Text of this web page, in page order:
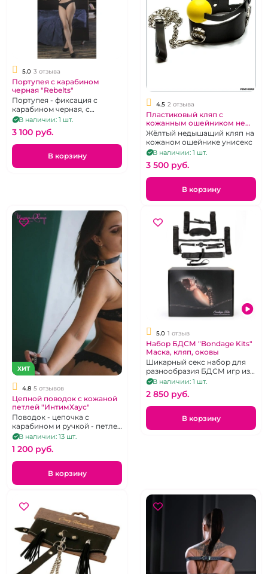
5.0 3 отзыва
Портупея с карабином
черная "Rebelts"
Портупея - фиксация с
карабином черная, с
тонкими ремешками
В наличии: 1 шт.
3 100 pуб.
В корзину
4.5 2 отзыва
Пластиковый кляп с
кожанным ошейником не
дышащий
Жёлтый недышащий кляп на
кожаном ошейнике унисекс
В наличии: 1 шт.
3 500 pуб.
В корзину
ХИТ
4.8 5 отзывов
Цепной поводок с кожаной
петлей "ИнтимХаус"
Поводок - цепочка с
карабином и ручкой - петлей
из кожи черного цвета
В наличии: 13 шт.
1 200 pуб.
В корзину
5.0 1 отзыв
Набор БДСМ "Bondage Kits"
Маска, кляп, оковы
Шикарный секс набор для
разнообразия БДСМ игр из
текстиля черного цвета.
В наличии: 1 шт.
2 850 pуб.
В корзину